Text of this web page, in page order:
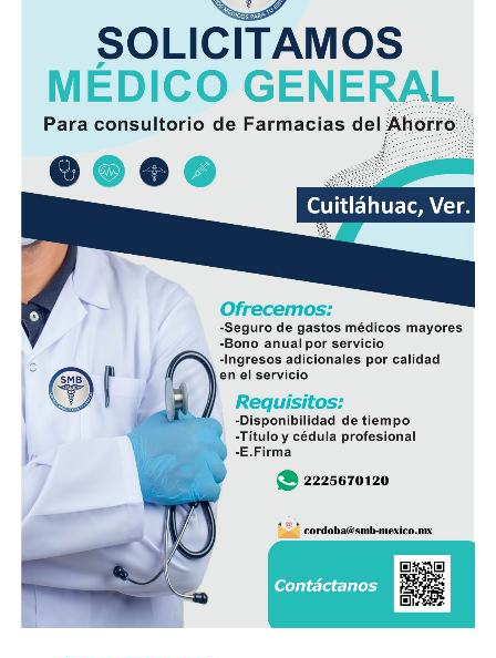
El dirigente sostuvo que México cuenta con la capacidad
suficiente para abastecer la demanda nacional, por lo
que consideró innecesaria la importación de este
alimento.
En ese sentido, exhortó a la población a revisar el origen
del huevo antes de comprarlo y dar preferencia al
producto nacional, al asegurar que ofrece mayor
frescura y calidad, además de respaldar la economía de
miles de familias dedicadas a la actividad avícola.
Finalmente, destacó que entre Veracruz y Puebla
operan ocho empresas productoras con más de 350
granjas avícolas, las cuales representan una importante
fuente de empleo y desarrollo económico para
comunidades rurales de ambas entidades.